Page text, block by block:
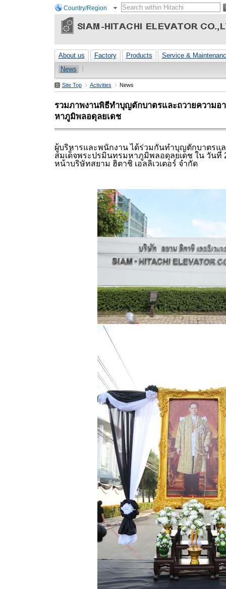
Country/Region
About us Factory Products
Service &
News
Site Top Activities News
รวมภาพงานพิธีทำบุญตักบาตรและถวายความอ
หาภูมิพลอดุลยเดช
ผู้บริหารและพนักงาน ได้ร่วมกันทำบุญตักบาตรแ
สมเด็จพระปรมินทรมหาภูมิพลอดุลยเดช ใน วันที่
หน้าบริษัทสยาม ฮิตาชิ เอลลิเวเตอร์ จำกัด